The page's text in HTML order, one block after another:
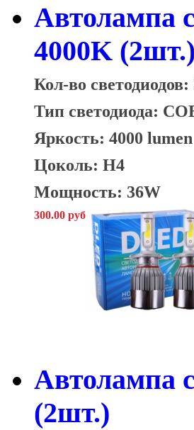
Автолампа
4000K (2шт.)
Кол-во светодиодов:
Тип светодиода:
Яркость: 4000 lumen
Цоколь: H4
Мощность: 36W
300.00 руб
Автолампа
(2шт.)